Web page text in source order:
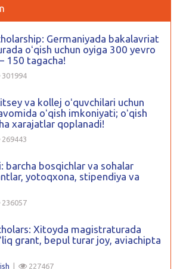
Germaniyada bakalavriat
oʻqish uchun oyiga 300 yevro
150 tagacha!
301994
va kollej oʻquvchilari uchun
oʻqish imkoniyati; oʻqish
xarajatlar qoplanadi!
269443
barcha bosqichlar va sohalar
yotoqxona, stipendiya va
236057
Xitoyda magistraturada
grant, bepul turar joy, aviachipta
| 227467